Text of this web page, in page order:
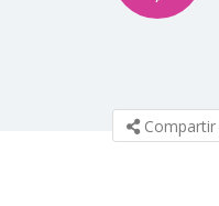
Compartir